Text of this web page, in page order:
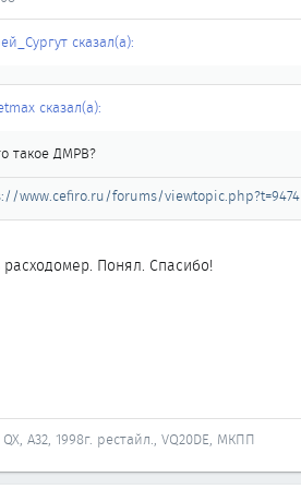
сказал(а):
сказал(а):
такое ДМРВ?
www.cefiro.ru/forums/viewtopic.php?t=9474
расходомер. Понял. Спасибо!
A32, 1998г. рестайл., VQ20DE, МКПП